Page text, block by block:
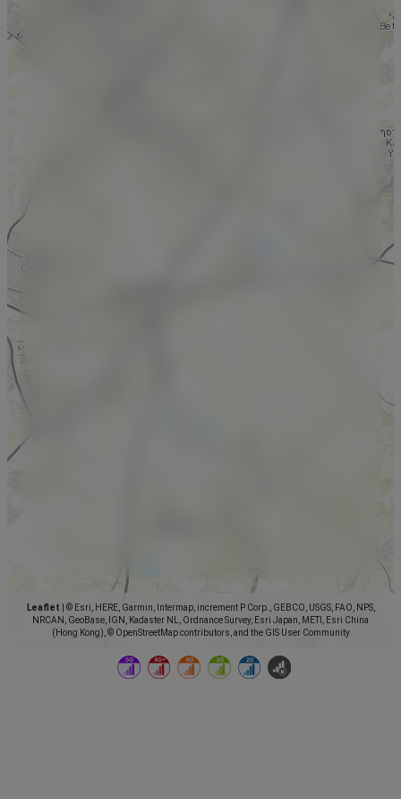
Leaflet
© Esri, HERE, Garmin, Intermap, increment P Corp., GEBCO, USGS, FAO, NPS,
NRCAN, GeoBase, IGN, Kadaster NL, Ordnance Survey, Esri Japan, METI, Esri China
(Hong Kong), © OpenStreetMap contributors, and the GIS User Community